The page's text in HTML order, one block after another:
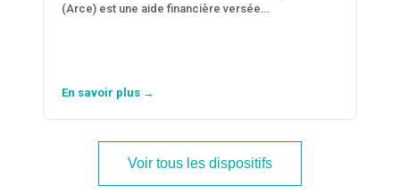
(Arce) est une aide financière versée…
En savoir plus →
Voir tous les dispositifs